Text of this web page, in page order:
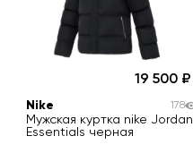
19 500
Nike
Мужская куртка nike Jordan
Essentials черная
178